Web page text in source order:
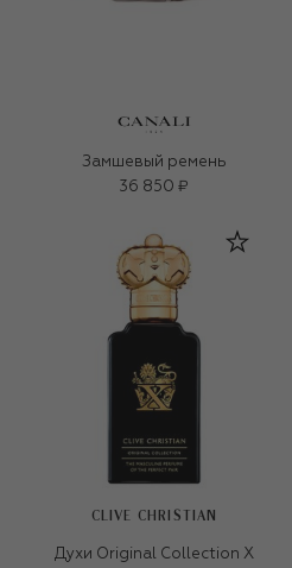
Замшевый ремень
36 850 ₽
CLIVE CHRISTIAN
Духи Original Collection X